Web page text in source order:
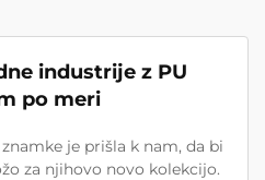
industrije z PU
po meri
je prišla k nam, da bi
za njihovo novo kolekcijo.